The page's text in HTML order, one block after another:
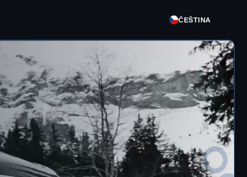
ČEŠTINA